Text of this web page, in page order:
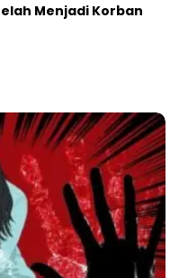
Menjadi Korban